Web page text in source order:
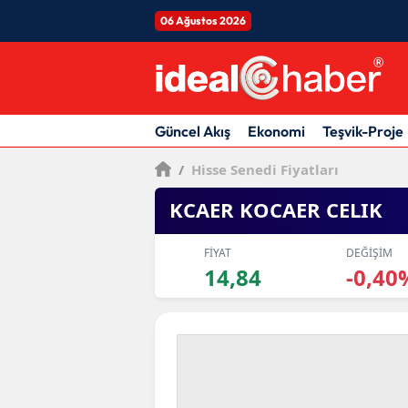
06 Ağustos 2026
Güncel Akış Ekonomi Teşvik-Proje
/ Hisse Senedi Fiyatları
KCAER KOCAER CELIK
FİYAT
14,84
DEĞİŞİM
-